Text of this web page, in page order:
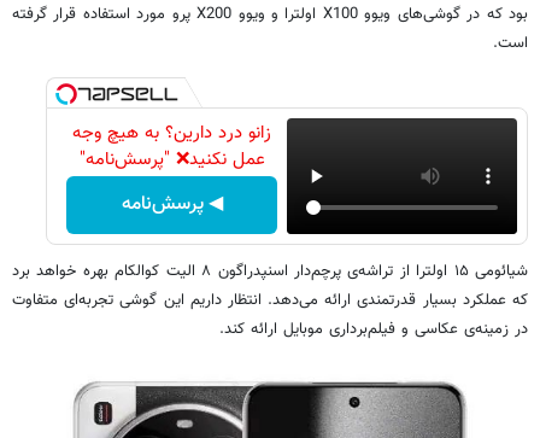
بود که در گوشی‌های ویوو X100 اولترا و ویوو X200 پرو مورد استفاده قرار گرفته
است.
زانو درد دارین؟ به هیچ وجه
عمل نکنید❌ "پرسش‌نامه"
◀ پرسش‌نامه
شیائومی ۱۵ اولترا از تراشه‌ی پرچم‌دار اسنپدراگون ۸ الیت کوالکام بهره خواهد برد
که عملکرد بسیار قدرتمندی ارائه می‌دهد. انتظار داریم این گوشی تجربه‌ای متفاوت
در زمینه‌ی عکاسی و فیلم‌برداری موبایل ارائه کند.